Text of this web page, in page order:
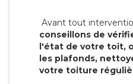
Avant tout
conseillons de
l'état de votre toit,
les plafonds,
votre toiture